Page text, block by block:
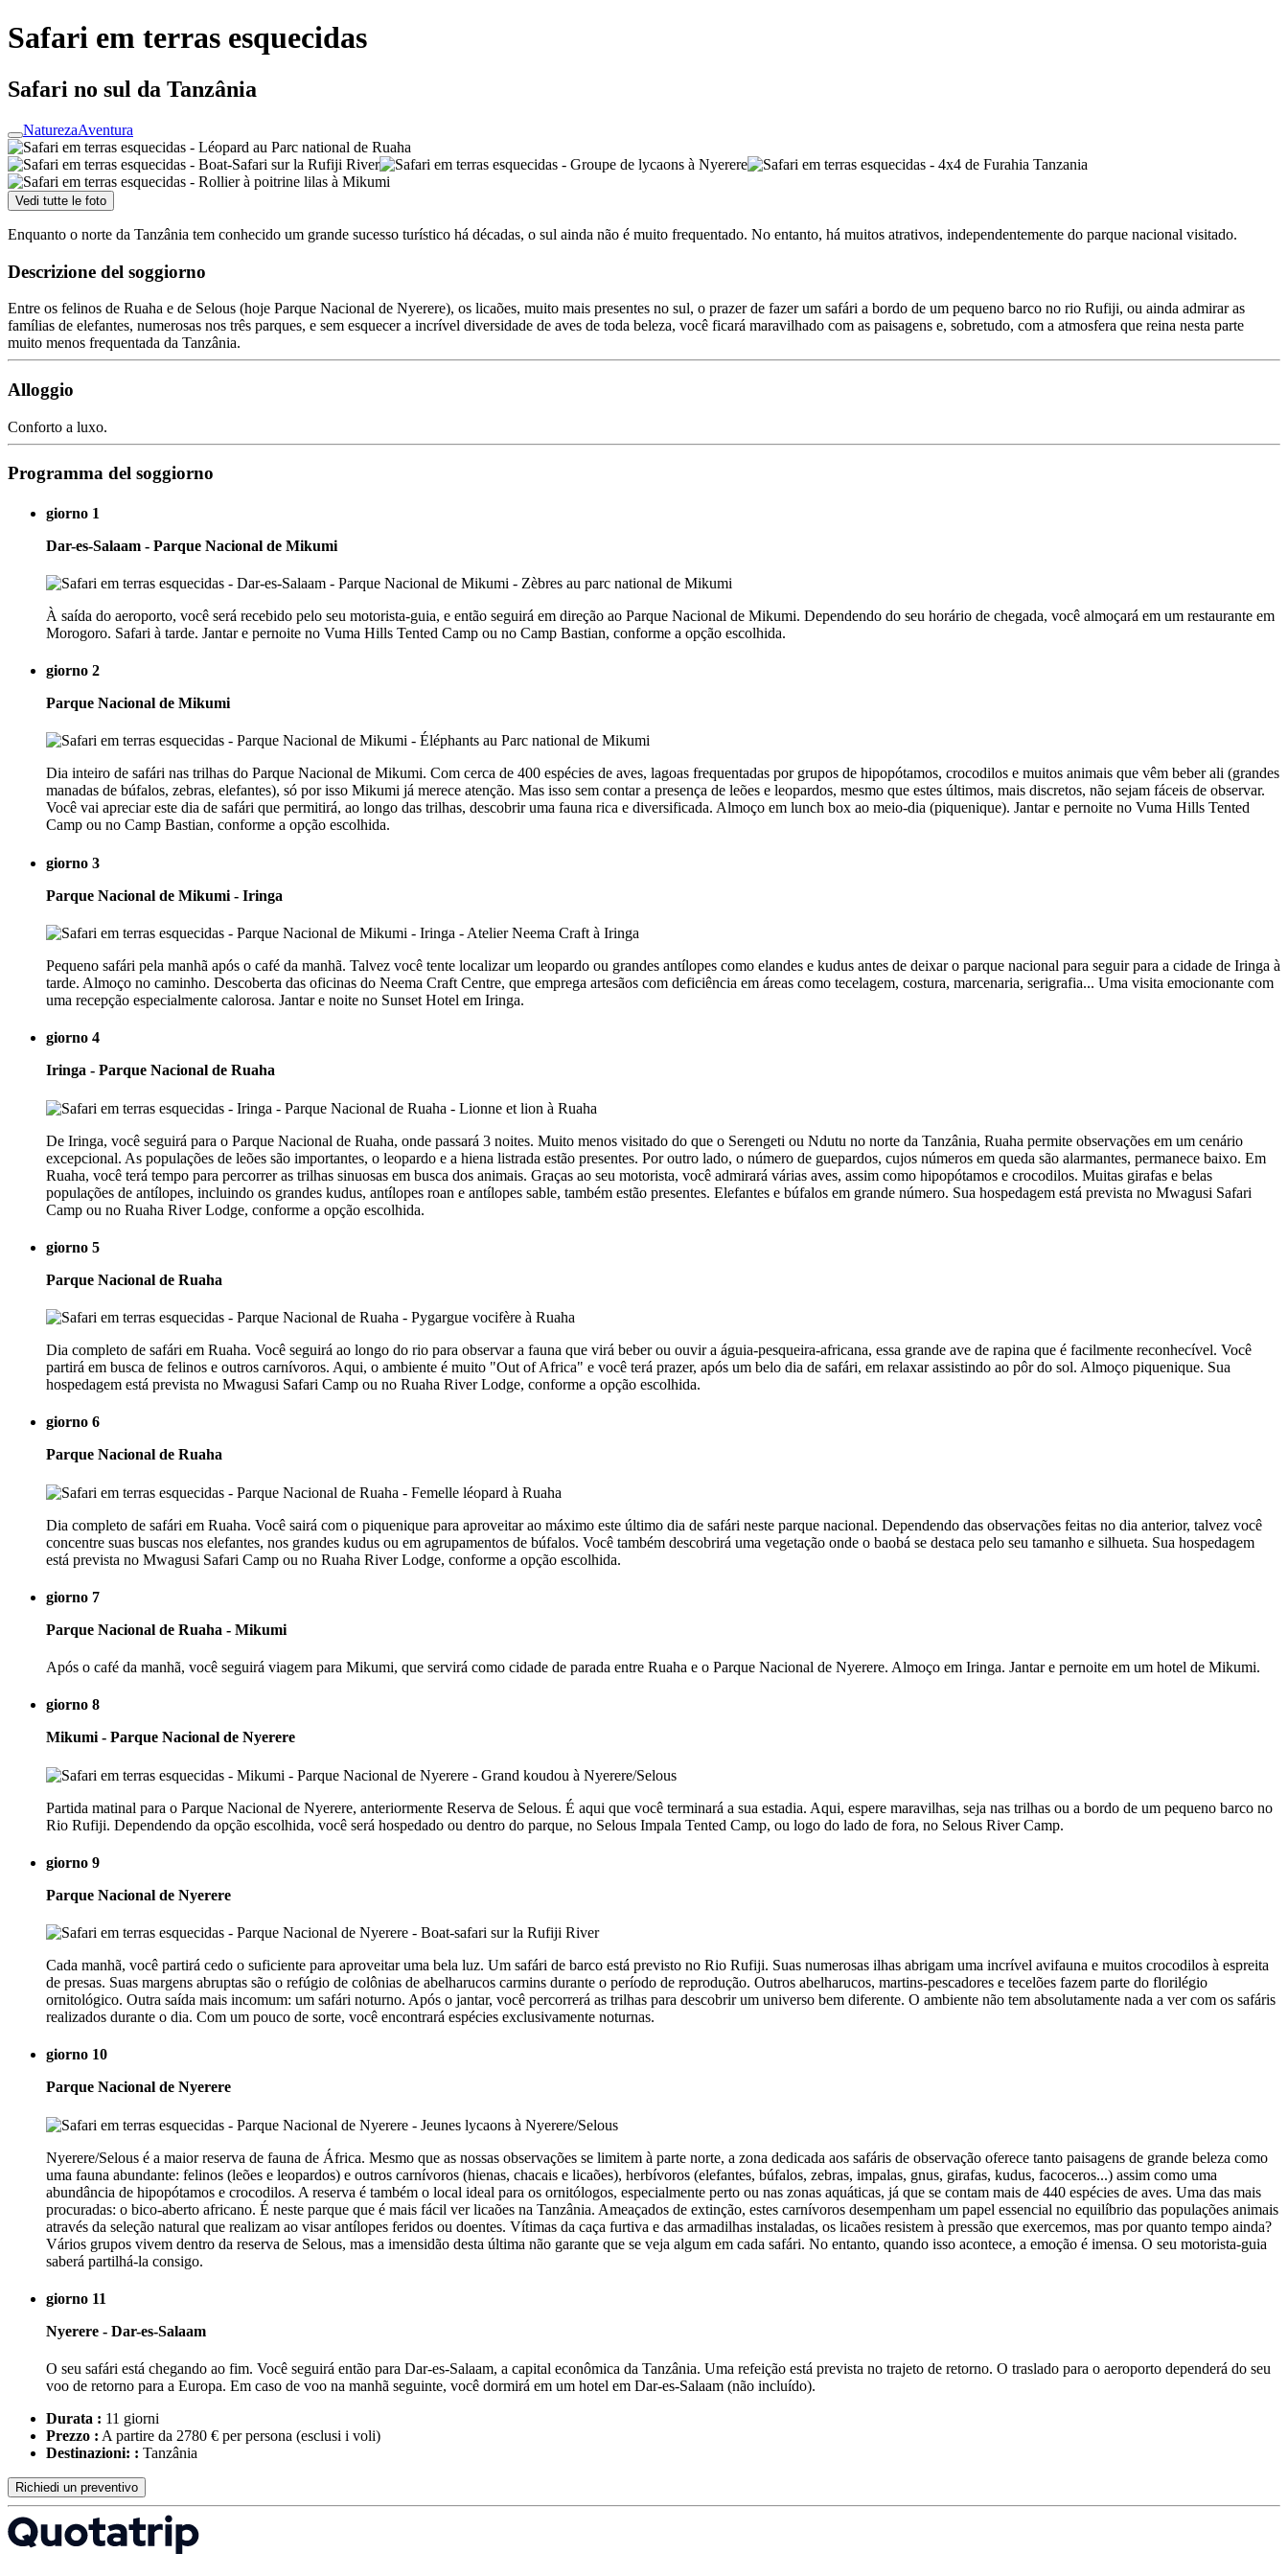
Safari em terras esquecidas
Safari no sul da Tanzânia
NaturezaAventura
Vedi tutte le foto
Enquanto o norte da Tanzânia tem conhecido um grande sucesso turístico há décadas, o sul ainda não é muito frequentado. No entanto, há muitos atrativos, independentemente do parque nacional visitado.
Descrizione del soggiorno
Entre os felinos de Ruaha e de Selous (hoje Parque Nacional de Nyerere), os licaões, muito mais presentes no sul, o prazer de fazer um safári a bordo de um pequeno barco no rio Rufiji, ou ainda admirar as
famílias de elefantes, numerosas nos três parques, e sem esquecer a incrível diversidade de aves de toda beleza, você ficará maravilhado com as paisagens e, sobretudo, com a atmosfera que reina nesta parte
muito menos frequentada da Tanzânia.
Alloggio
Conforto a luxo.
Programma del soggiorno
giorno 1
Dar-es-Salaam - Parque Nacional de Mikumi
À saída do aeroporto, você será recebido pelo seu motorista-guia, e então seguirá em direção ao Parque Nacional de Mikumi. Dependendo do seu horário de chegada, você almoçará em um restaurante em
Morogoro. Safari à tarde. Jantar e pernoite no Vuma Hills Tented Camp ou no Camp Bastian, conforme a opção escolhida.
giorno 2
Parque Nacional de Mikumi
Dia inteiro de safári nas trilhas do Parque Nacional de Mikumi. Com cerca de 400 espécies de aves, lagoas frequentadas por grupos de hipopótamos, crocodilos e muitos animais que vêm beber ali (grandes
manadas de búfalos, zebras, elefantes), só por isso Mikumi já merece atenção. Mas isso sem contar a presença de leões e leopardos, mesmo que estes últimos, mais discretos, não sejam fáceis de observar.
Você vai apreciar este dia de safári que permitirá, ao longo das trilhas, descobrir uma fauna rica e diversificada. Almoço em lunch box ao meio-dia (piquenique). Jantar e pernoite no Vuma Hills Tented
Camp ou no Camp Bastian, conforme a opção escolhida.
giorno 3
Parque Nacional de Mikumi - Iringa
Pequeno safári pela manhã após o café da manhã. Talvez você tente localizar um leopardo ou grandes antílopes como elandes e kudus antes de deixar o parque nacional para seguir para a cidade de Iringa à
tarde. Almoço no caminho. Descoberta das oficinas do Neema Craft Centre, que emprega artesãos com deficiência em áreas como tecelagem, costura, marcenaria, serigrafia... Uma visita emocionante com
uma recepção especialmente calorosa. Jantar e noite no Sunset Hotel em Iringa.
giorno 4
Iringa - Parque Nacional de Ruaha
De Iringa, você seguirá para o Parque Nacional de Ruaha, onde passará 3 noites. Muito menos visitado do que o Serengeti ou Ndutu no norte da Tanzânia, Ruaha permite observações em um cenário
excepcional. As populações de leões são importantes, o leopardo e a hiena listrada estão presentes. Por outro lado, o número de guepardos, cujos números em queda são alarmantes, permanece baixo. Em
Ruaha, você terá tempo para percorrer as trilhas sinuosas em busca dos animais. Graças ao seu motorista, você admirará várias aves, assim como hipopótamos e crocodilos. Muitas girafas e belas
populações de antílopes, incluindo os grandes kudus, antílopes roan e antílopes sable, também estão presentes. Elefantes e búfalos em grande número. Sua hospedagem está prevista no Mwagusi Safari
Camp ou no Ruaha River Lodge, conforme a opção escolhida.
giorno 5
Parque Nacional de Ruaha
Dia completo de safári em Ruaha. Você seguirá ao longo do rio para observar a fauna que virá beber ou ouvir a águia-pesqueira-africana, essa grande ave de rapina que é facilmente reconhecível. Você
partirá em busca de felinos e outros carnívoros. Aqui, o ambiente é muito "Out of Africa" e você terá prazer, após um belo dia de safári, em relaxar assistindo ao pôr do sol. Almoço piquenique. Sua
hospedagem está prevista no Mwagusi Safari Camp ou no Ruaha River Lodge, conforme a opção escolhida.
giorno 6
Parque Nacional de Ruaha
Dia completo de safári em Ruaha. Você sairá com o piquenique para aproveitar ao máximo este último dia de safári neste parque nacional. Dependendo das observações feitas no dia anterior, talvez você
concentre suas buscas nos elefantes, nos grandes kudus ou em agrupamentos de búfalos. Você também descobrirá uma vegetação onde o baobá se destaca pelo seu tamanho e silhueta. Sua hospedagem
está prevista no Mwagusi Safari Camp ou no Ruaha River Lodge, conforme a opção escolhida.
giorno 7
Parque Nacional de Ruaha - Mikumi
Após o café da manhã, você seguirá viagem para Mikumi, que servirá como cidade de parada entre Ruaha e o Parque Nacional de Nyerere. Almoço em Iringa. Jantar e pernoite em um hotel de Mikumi.
giorno 8
Mikumi - Parque Nacional de Nyerere
Partida matinal para o Parque Nacional de Nyerere, anteriormente Reserva de Selous. É aqui que você terminará a sua estadia. Aqui, espere maravilhas, seja nas trilhas ou a bordo de um pequeno barco no
Rio Rufiji. Dependendo da opção escolhida, você será hospedado ou dentro do parque, no Selous Impala Tented Camp, ou logo do lado de fora, no Selous River Camp.
giorno 9
Parque Nacional de Nyerere
Cada manhã, você partirá cedo o suficiente para aproveitar uma bela luz. Um safári de barco está previsto no Rio Rufiji. Suas numerosas ilhas abrigam uma incrível avifauna e muitos crocodilos à espreita
de presas. Suas margens abruptas são o refúgio de colônias de abelharucos carmins durante o período de reprodução. Outros abelharucos, martins-pescadores e tecelões fazem parte do florilégio
ornitológico. Outra saída mais incomum: um safári noturno. Após o jantar, você percorrerá as trilhas para descobrir um universo bem diferente. O ambiente não tem absolutamente nada a ver com os safáris
realizados durante o dia. Com um pouco de sorte, você encontrará espécies exclusivamente noturnas.
giorno 10
Parque Nacional de Nyerere
Nyerere/Selous é a maior reserva de fauna de África. Mesmo que as nossas observações se limitem à parte norte, a zona dedicada aos safáris de observação oferece tanto paisagens de grande beleza como
uma fauna abundante: felinos (leões e leopardos) e outros carnívoros (hienas, chacais e licaões), herbívoros (elefantes, búfalos, zebras, impalas, gnus, girafas, kudus, facoceros...) assim como uma
abundância de hipopótamos e crocodilos. A reserva é também o local ideal para os ornitólogos, especialmente perto ou nas zonas aquáticas, já que se contam mais de 440 espécies de aves. Uma das mais
procuradas: o bico-aberto africano. É neste parque que é mais fácil ver licaões na Tanzânia. Ameaçados de extinção, estes carnívoros desempenham um papel essencial no equilíbrio das populações animais
através da seleção natural que realizam ao visar antílopes feridos ou doentes. Vítimas da caça furtiva e das armadilhas instaladas, os licaões resistem à pressão que exercemos, mas por quanto tempo ainda?
Vários grupos vivem dentro da reserva de Selous, mas a imensidão desta última não garante que se veja algum em cada safári. No entanto, quando isso acontece, a emoção é imensa. O seu motorista-guia
saberá partilhá-la consigo.
giorno 11
Nyerere - Dar-es-Salaam
O seu safári está chegando ao fim. Você seguirá então para Dar-es-Salaam, a capital econômica da Tanzânia. Uma refeição está prevista no trajeto de retorno. O traslado para o aeroporto dependerá do seu
voo de retorno para a Europa. Em caso de voo na manhã seguinte, você dormirá em um hotel em Dar-es-Salaam (não incluído).
Durata : 11 giorni
Prezzo : A partire da 2780 € per persona (esclusi i voli)
Destinazioni: : Tanzânia
Richiedi un preventivo